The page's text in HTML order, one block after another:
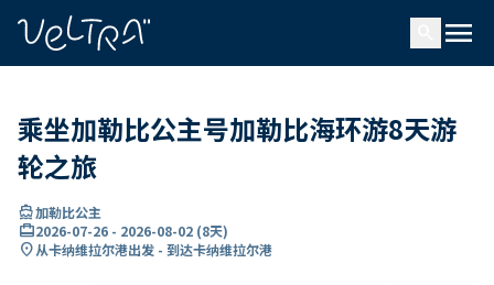
menu
乘坐加勒比公主号加勒比海环游8天游
轮之旅
directions_boat加勒比公主
card_travel2026-07-26 - 2026-08-02 (8天)
location_on从卡纳维拉尔港出发 - 到达卡纳维拉尔港